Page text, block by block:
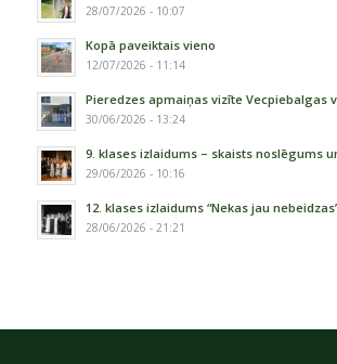
28/07/2026 - 10:07
Kopā paveiktais vieno
12/07/2026 - 11:14
Pieredzes apmaiņas vizīte Vecpiebalgas
30/06/2026 - 13:24
9. klases izlaidums – skaists noslēgums
29/06/2026 - 10:16
12. klases izlaidums “Nekas jau
28/06/2026 - 21:21